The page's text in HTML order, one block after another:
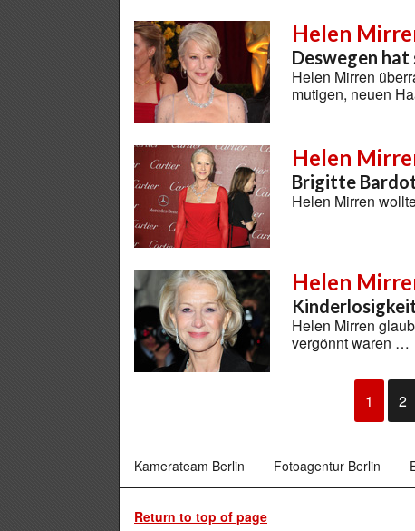
Helen
Deswegen hat
Helen Mirren
mutigen, neuen
Helen
Brigitte
Helen Mirren
Helen
Helen Mirren
vergönnt waren …
1 2
Kamerateam Berlin Fotoagentur Berlin
Return to top of page